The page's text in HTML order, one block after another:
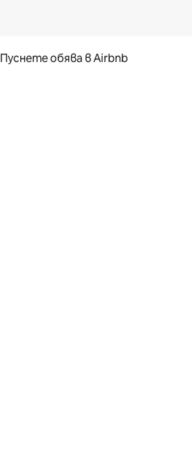
Пуснете обява в Airbnb